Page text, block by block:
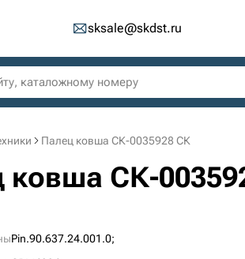
sksale@skdst.ru
Палец ковша СК-0035928 СК
ковша СК-
Pin.90.637.24.001.0;